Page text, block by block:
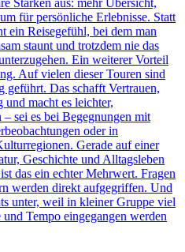
Stärken aus: mehr Übersicht,
für persönliche Erlebnisse. Statt
ein Reisegefühl, bei dem man
staunt und trotzdem nie das
Ein weiterer Vorteil
Auf vielen dieser Touren sind
geführt. Das schafft Vertrauen,
macht es leichter,
sei es bei Begegnungen mit
oder in
Gerade auf einer
Geschichte und Alltagsleben
das ein echter Mehrwert. Fragen
werden direkt aufgegriffen. Und
unter, weil in kleiner Gruppe viel
Tempo eingegangen werden